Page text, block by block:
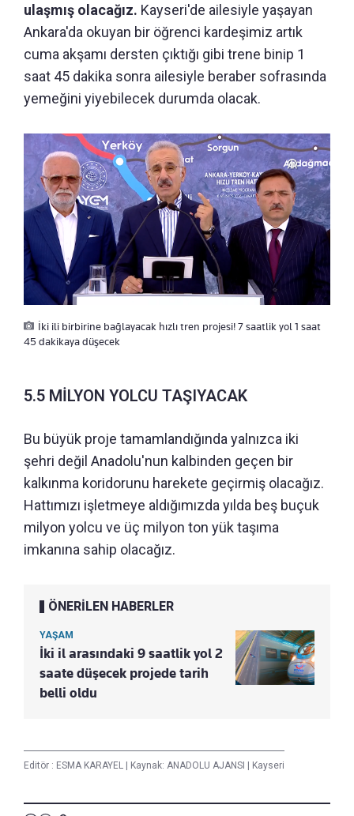
ulaşmış olacağız. Kayseri'de ailesiyle yaşayan
Ankara'da okuyan bir öğrenci kardeşimiz artık
cuma akşamı dersten çıktığı gibi trene binip 1
saat 45 dakika sonra ailesiyle beraber sofrasında
yemeğini yiyebilecek durumda olacak.
İki ili birbirine bağlayacak hızlı tren projesi! 7 saatlik yol 1 saat
45 dakikaya düşecek
5.5 MİLYON YOLCU TAŞIYACAK
Bu büyük proje tamamlandığında yalnızca iki
şehri değil Anadolu'nun kalbinden geçen bir
kalkınma koridorunu harekete geçirmiş olacağız.
Hattımızı işletmeye aldığımızda yılda beş buçuk
milyon yolcu ve üç milyon ton yük taşıma
imkanına sahip olacağız.
ÖNERİLEN HABERLER
YAŞAM
İki il arasındaki 9 saatlik yol 2
saate düşecek projede tarih
belli oldu
Editör : ESMA KARAYEL Kaynak: ANADOLU AJANSI Kayseri